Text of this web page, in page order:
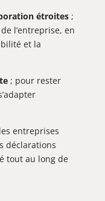
étroites;
l’entreprise, en
et la
; pour rester
entreprises
déclarations
tout au long de